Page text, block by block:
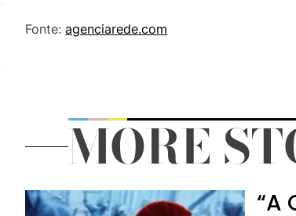
Fonte:agenciarede.com
MORE
“A